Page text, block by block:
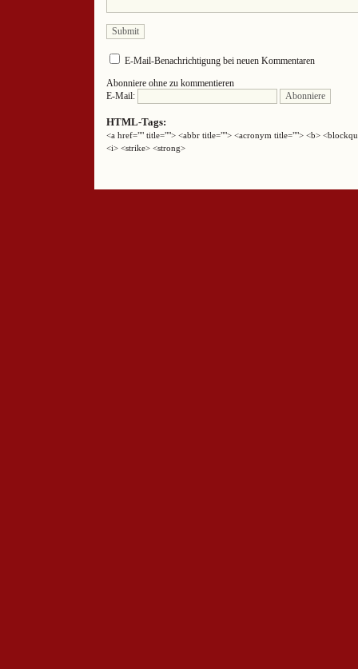
E-Mail-Benachrichtigung bei neuen Kommentaren
Abonniere ohne zu kommentieren
E-Mail:
HTML-Tags:
<a href="" title=""> <abbr title=""> <acronym title=""> <b>
<i> <strike> <strong>